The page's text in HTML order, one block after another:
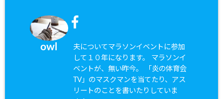
owl
夫についてマラソンイベントに参加
して１０年になります。 マラソンイ
ベントが、無い昨今。 「炎の体育会
TV」のマスクマンを当てたり、アス
リートのことを書いたりしていま